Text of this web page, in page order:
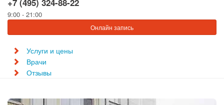
+7 (495) 324-88-22
9:00 - 21:00
Онлайн запись
Услуги и цены
Врачи
Отзывы